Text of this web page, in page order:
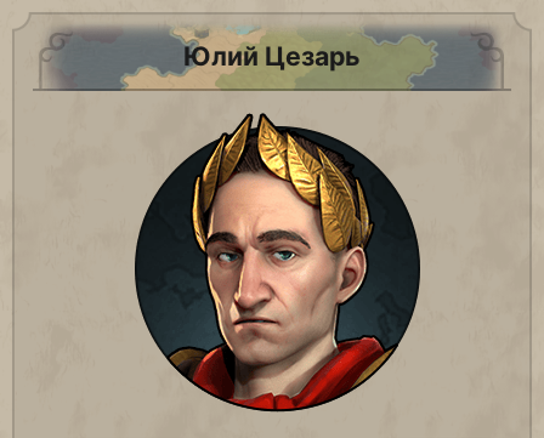
Юлий Цезарь